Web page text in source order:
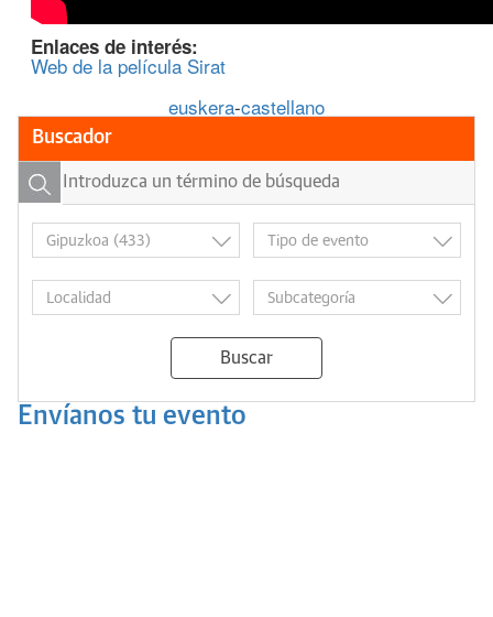
Enlaces de interés:
Web de la película Sirat
euskera-castellano
Buscador
Buscar
Envíanos tu evento